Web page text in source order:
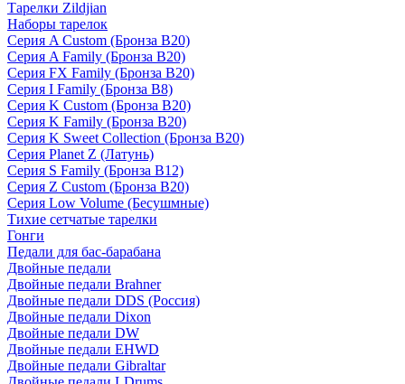
Тарелки Zildjian
Наборы тарелок
Серия A Custom (Бронза B20)
Серия A Family (Бронза B20)
Серия FX Family (Бронза B20)
Серия I Family (Бронза B8)
Серия K Custom (Бронза B20)
Серия K Family (Бронза B20)
Серия K Sweet Collection (Бронза B20)
Серия Planet Z (Латунь)
Серия S Family (Бронза B12)
Серия Z Custom (Бронза B20)
Серия Low Volume (Бесушмные)
Тихие сетчатые тарелки
Гонги
Педали для бас-барабана
Двойные педали
Двойные педали Brahner
Двойные педали DDS (Россия)
Двойные педали Dixon
Двойные педали DW
Двойные педали EHWD
Двойные педали Gibraltar